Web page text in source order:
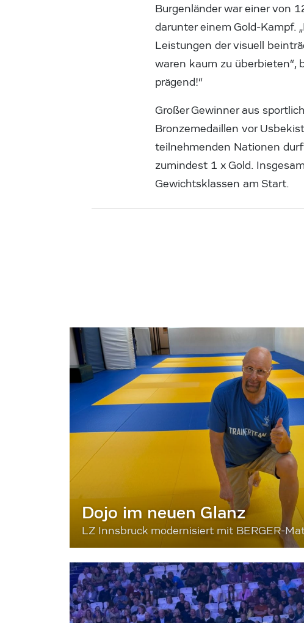
Burgenländer war einer von
darunter einem Gold-Kampf.
Leistungen der visuell
waren kaum zu überbieten“,
prägend!“
Großer Gewinner aus
Bronzemedaillen vor
teilnehmenden Nationen
zumindest 1 x Gold.
Gewichtsklassen am Start.
Dojo im neuen Glanz
LZ Innsbruck modernisiert mit BERGER-